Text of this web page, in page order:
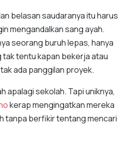
belasan saudaranya itu harus
mengandalkan sang ayah.
seorang buruh lepas, hanya
tak tentu kapan bekerja atau
ada panggilan proyek.
apalagi sekolah. Tapi uniknya,
kerap mengingatkan mereka
tanpa berfikir tentang mencari